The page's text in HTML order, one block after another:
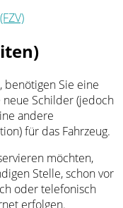
benötigen Sie eine
neue Schilder (jedoch
andere
für das Fahrzeug.
möchten,
Stelle, schon vor
oder telefonisch
erfolgen.